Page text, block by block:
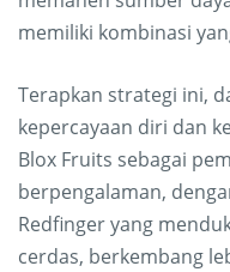
memiliki kombinasi
Terapkan strategi ini,
kepercayaan diri dan
Blox Fruits sebagai
berpengalaman,
Redfinger yang
cerdas, berkembang